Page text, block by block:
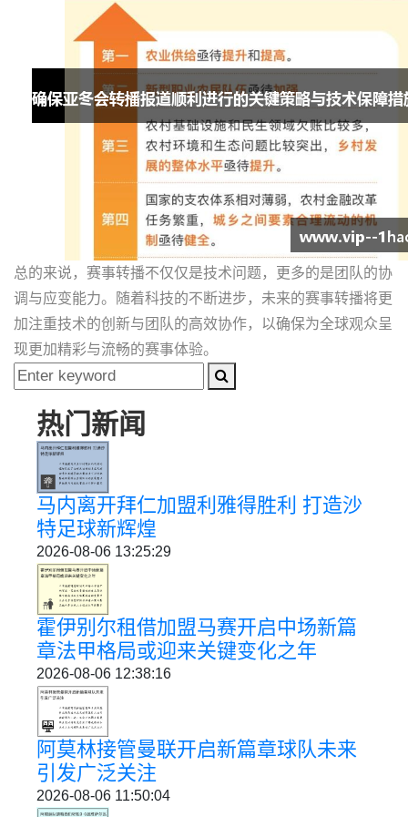
总的来说，赛事转播不仅仅是技术问题，更多的是团队的协
调与应变能力。随着科技的不断进步，未来的赛事转播将更
加注重技术的创新与团队的高效协作，以确保为全球观众呈
现更加精彩与流畅的赛事体验。
热门新闻
马内离开拜仁加盟利雅得胜利 打造沙
特足球新辉煌
2026-08-06 13:25:29
霍伊别尔租借加盟马赛开启中场新篇
章法甲格局或迎来关键变化之年
2026-08-06 12:38:16
阿莫林接管曼联开启新篇章球队未来
引发广泛关注
2026-08-06 11:50:04